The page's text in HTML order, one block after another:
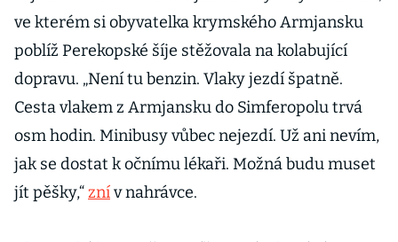
ve kterém si obyvatelka krymského Armjansku
poblíž Perekopské šíje stěžovala na kolabující
dopravu. „Není tu benzin. Vlaky jezdí špatně.
Cesta vlakem z Armjansku do Simferopolu trvá
osm hodin. Minibusy vůbec nejezdí. Už ani nevím,
jak se dostat k očnímu lékaři. Možná budu muset
jít pěšky,“znív nahrávce.